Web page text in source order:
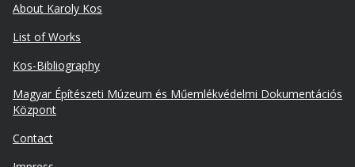
About Karoly Kos
List of Works
Kos-Bibliography
Lábléc
másodlagos
Magyar Építészeti Múzeum és Műemlékvédelmi Dokumentációs
Központ
Contact